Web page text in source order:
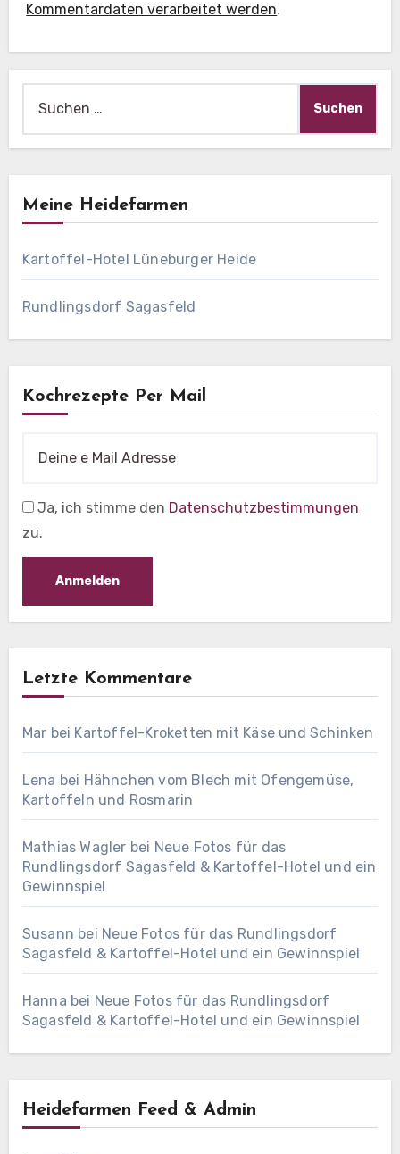
Kommentardaten verarbeitet werden.
nach:
Meine Heidefarmen
Kartoffel-Hotel Lüneburger Heide
Rundlingsdorf Sagasfeld
Kochrezepte Per Mail
Ja, ich stimme den Datenschutzbestimmungen
zu.
Letzte Kommentare
Mar bei Kartoffel-Kroketten mit Käse und Schinken
Lena bei Hähnchen vom Blech mit Ofengemüse,
Kartoffeln und Rosmarin
Mathias Wagler bei Neue Fotos für das
Rundlingsdorf Sagasfeld & Kartoffel-Hotel und ein
Gewinnspiel
Susann bei Neue Fotos für das Rundlingsdorf
Sagasfeld & Kartoffel-Hotel und ein Gewinnspiel
Hanna bei Neue Fotos für das Rundlingsdorf
Sagasfeld & Kartoffel-Hotel und ein Gewinnspiel
Heidefarmen Feed & Admin